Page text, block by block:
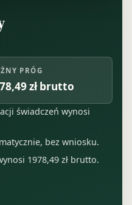
PRÓG
zł brutto
świadczeń wynosi
bez wniosku.
1978,49 zł brutto.